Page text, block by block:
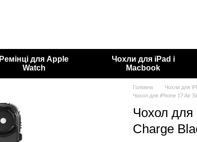
Ремінці для Apple
Watch
Чохли для iPad і
Macbook
Головна Чохли для
Чохол для iPhone 17 Air
Чохол для
Charge